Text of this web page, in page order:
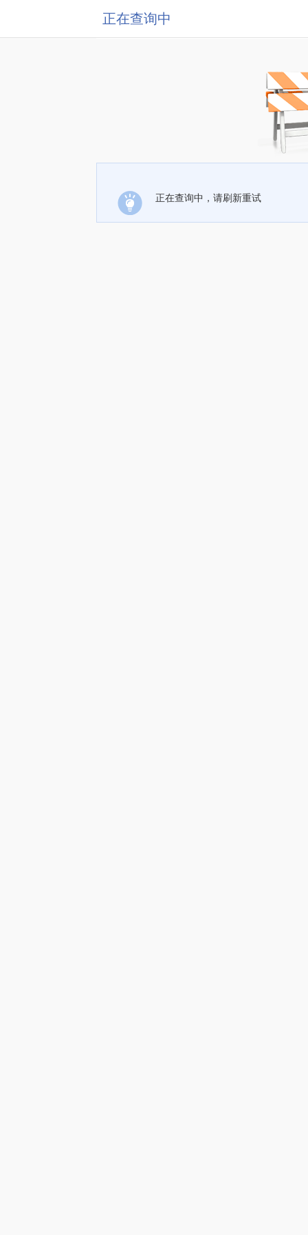
正在查询中
正在查询中，请刷新重试